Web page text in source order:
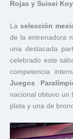
Rojas y Suisei
La selección
de la entrenadora
una destacada
celebrado este
competencia
Juegos
nacional obtuvo un
plata y una de